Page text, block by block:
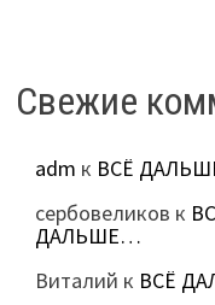
Свежие
adm к ВСЁ
сербовеликов к
ДАЛЬШЕ…
Виталий к ВСЁ